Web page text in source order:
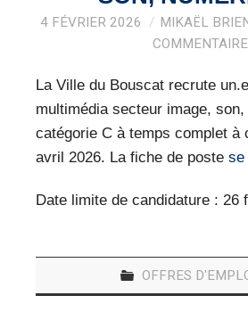
OFFRES D’EMPLOIS
4 FÉVRIER 2026 MIKAËL
COMMENTAIRE
La Ville du Bouscat recrute
multimédia secteur image,
catégorie C à temps complet à
avril 2026. La fiche de postese
Date limite de candidature : 26
OFFRES